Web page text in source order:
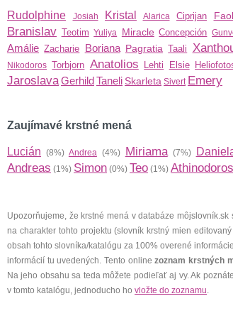
Rudolphine Josiah Kristal Alarica Ciprijan
Branislav Teotim Yuliya Miracle Concepción
Amálie Zacharie Boriana Pagratia Taali
Nikodoros Torbjorn Anatolios Lehti Elsie
JaroslavaGerhildTaneli Skarleta Sivert Emery
Zaujímavé krstné mená
Lucián (8%) Andrea(4%) Miriama(7%)
Andreas (1%) Simon (0%) Teo (1%) Athinodoros
Upozorňujeme, že krstné mená v databáze
na charakter tohto projektu (slovník krstný mien
obsah tohto slovníka/katalógu za 100% overené
informácií tu uvedených. Tento onlinezoznam krstných
Na jeho obsahu sa teda môžete podieľať aj vy. Ak
v tomto katalógu, jednoducho ho vložte do zoznamu.